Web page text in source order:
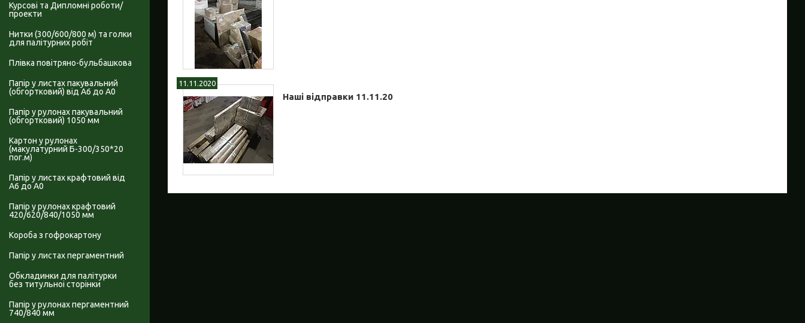
11.11.2020
Наші відправки 11.11.20
Курсові та Дипломні роботи/
проекти
Нитки (300/600/800 м) та голки
для палітурних робіт
Плівка повітряно-бульбашкова
Папір у листах пакувальний
(обгортковий) від А6 до А0
Папір у рулонах пакувальний
(обгортковий) 1050 мм
Картон у рулонах
(макулатурний Б-300/350*20
пог.м)
Папір у листах крафтовий від
А6 до А0
Папір у рулонах крафтовий
420/620/840/1050 мм
Короба з гофрокартону
Папір у листах пергаментний
Обкладинки для палітурки
без титульноі сторінки
Папір у рулонах пергаментний
740/840 мм